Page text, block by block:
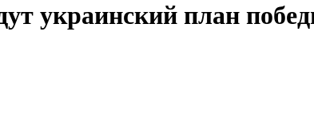
украинский план